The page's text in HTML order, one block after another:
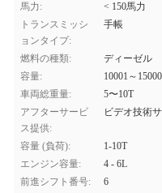
馬力:
< 150馬力
トランスミッシ
ョンタイプ:
手帳
燃料の種類:
ディーゼル
容量:
10001～
車両総重量:
5〜10T
アフターサービ
ス提供:
ビデオ技術
容量 (負荷):
1-10T
エンジン容量:
4 - 6L
前進シフト番号:
6